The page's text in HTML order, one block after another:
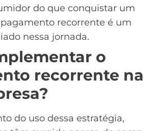
do que conquistar um
pagamento recorrente é um
nessa jornada.
o
recorrente na
do uso dessa estratégia,